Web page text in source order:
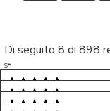
Di seguito 8 di 898
S*
Tutto ok. Consegna celere
perfetto, formaggio
LP
M*
MC